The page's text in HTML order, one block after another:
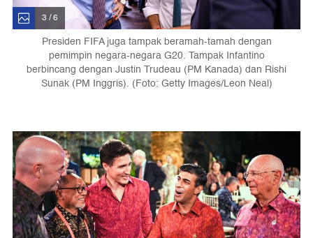
3 / 6
Presiden FIFA juga tampak beramah-tamah dengan
pemimpin negara-negara G20. Tampak Infantino
berbincang dengan Justin Trudeau (PM Kanada) dan Rishi
Sunak (PM Inggris). (Foto: Getty Images/Leon Neal)